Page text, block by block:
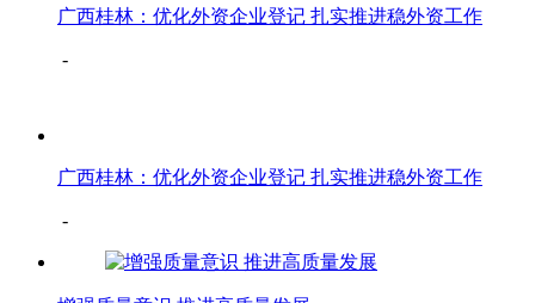
广西桂林：优化外资企业登记 扎实推进稳外资工作
-
广西桂林：优化外资企业登记 扎实推进稳外资工作
-